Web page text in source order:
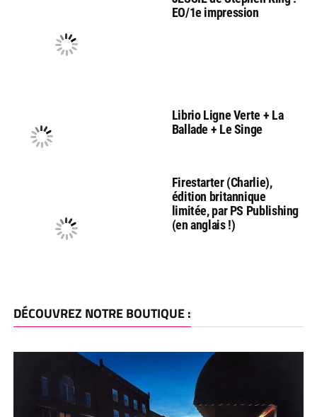
EO/1e impression
Librio Ligne Verte + La
Ballade + Le Singe
Firestarter (Charlie),
édition britannique
limitée, par PS Publishing
(en anglais !)
DÉCOUVREZ NOTRE BOUTIQUE :